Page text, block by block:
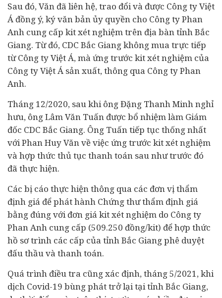
Sau đó, Văn đã liên hệ, trao đổi và được Công ty Việt
Á đồng ý, ký văn bản ủy quyền cho Công ty Phan
Anh cung cấp kit xét nghiệm trên địa bàn tỉnh Bắc
Giang. Từ đó, CDC Bắc Giang không mua trực tiếp
từ Công ty Việt Á, mà ứng trước kit xét nghiệm của
Công ty Việt Á sản xuất, thông qua Công ty Phan
Anh.
Tháng 12/2020, sau khi ông Đặng Thanh Minh nghỉ
hưu, ông Lâm Văn Tuấn được bổ nhiệm làm Giám
đốc CDC Bắc Giang. Ông Tuấn tiếp tục thống nhất
với Phan Huy Văn về việc ứng trước kit xét nghiệm
và hợp thức thủ tục thanh toán sau như trước đó
đã thực hiện.
Các bị cáo thực hiện thông qua các đơn vị thẩm
định giá để phát hành Chứng thư thẩm định giá
bằng đúng với đơn giá kit xét nghiệm do Công ty
Phan Anh cung cấp (509.250 đồng/kit) để hợp thức
hồ sơ trình các cấp của tỉnh Bắc Giang phê duyệt
đấu thầu và thanh toán.
Quá trình điều tra cũng xác định, tháng 5/2021, khi
dịch Covid-19 bùng phát trở lại tại tỉnh Bắc Giang,